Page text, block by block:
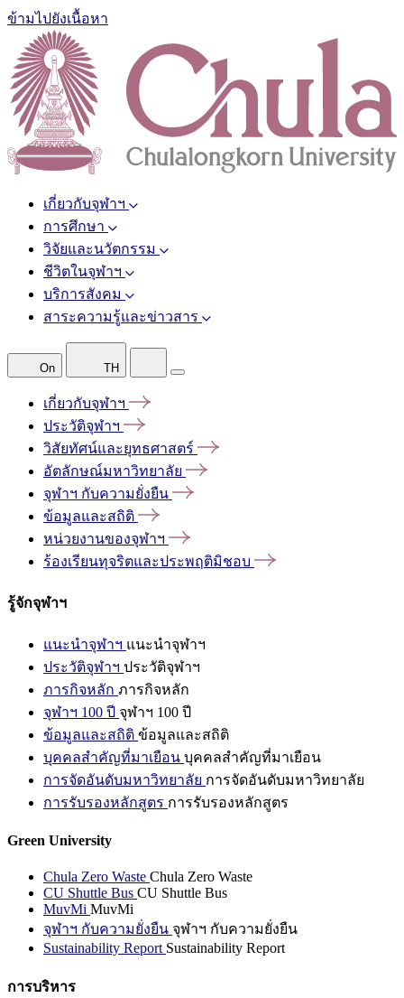
ข้ามไปยังเนื้อหา
เกี่ยวกับจุฬาฯ
การศึกษา
วิจัยและนวัตกรรม
ชีวิตในจุฬาฯ
บริการสังคม
สาระความรู้และข่าวสาร
On TH
เกี่ยวกับจุฬาฯ
ประวัติจุฬาฯ
วิสัยทัศน์และยุทธศาสตร์
อัตลักษณ์มหาวิทยาลัย
จุฬาฯ กับความยั่งยืน
ข้อมูลและสถิติ
หน่วยงานของจุฬาฯ
ร้องเรียนทุจริตและประพฤติมิชอบ
รู้จักจุฬาฯ
แนะนำจุฬาฯ แนะนำจุฬาฯ
ประวัติจุฬาฯ ประวัติจุฬาฯ
ภารกิจหลัก ภารกิจหลัก
จุฬาฯ 100 ปี จุฬาฯ 100 ปี
ข้อมูลและสถิติ ข้อมูลและสถิติ
บุคคลสำคัญที่มาเยือน บุคคลสำคัญที่มาเยือน
การจัดอันดับมหาวิทยาลัย การจัดอันดับมหาวิทยาลัย
การรับรองหลักสูตร การรับรองหลักสูตร
Green University
Chula Zero Waste Chula Zero Waste
CU Shuttle Bus CU Shuttle Bus
MuvMi MuvMi
จุฬาฯ กับความยั่งยืน จุฬาฯ กับความยั่งยืน
Sustainability Report Sustainability Report
การบริหาร